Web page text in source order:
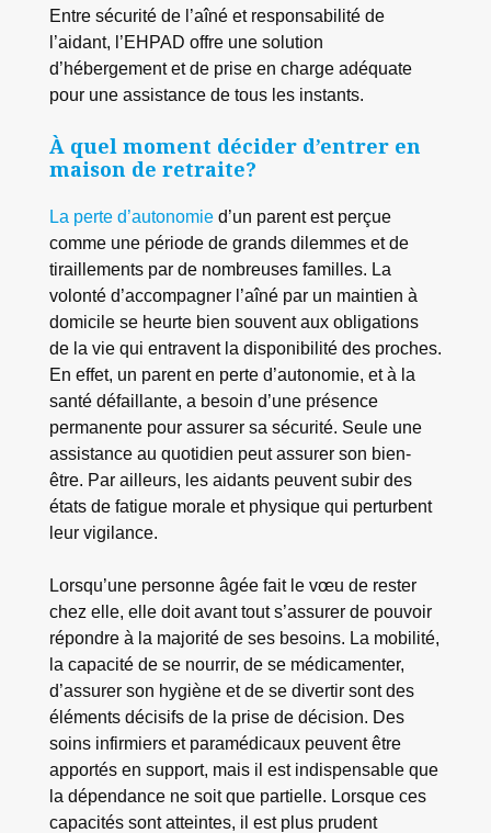
Entre sécurité de l’aîné et responsabilité de
l’aidant, l’EHPAD offre une solution
d’hébergement et de prise en charge adéquate
pour une assistance de tous les instants.
À quel moment décider d’entrer en
maison de retraite?
La perte d’autonomied’un parent est perçue
comme une période de grands dilemmes et de
tiraillements par de nombreuses familles. La
volonté d’accompagner l’aîné par un maintien à
domicile se heurte bien souvent aux obligations
de la vie qui entravent la disponibilité des proches.
En effet, un parent en perte d’autonomie, et à la
santé défaillante, a besoin d’une présence
permanente pour assurer sa sécurité. Seule une
assistance au quotidien peut assurer son bien-
être. Par ailleurs, les aidants peuvent subir des
états de fatigue morale et physique qui perturbent
leur vigilance.
Lorsqu’une personne âgée fait le vœu de rester
chez elle, elle doit avant tout s’assurer de pouvoir
répondre à la majorité de ses besoins. La mobilité,
la capacité de se nourrir, de se médicamenter,
d’assurer son hygiène et de se divertir sont des
éléments décisifs de la prise de décision. Des
soins infirmiers et paramédicaux peuvent être
apportés en support, mais il est indispensable que
la dépendance ne soit que partielle. Lorsque ces
capacités sont atteintes, il est plus prudent